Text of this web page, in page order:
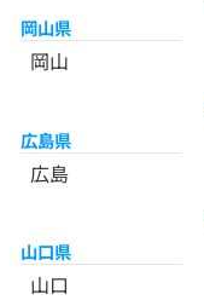
岡山県
岡山
広島県
広島
山口県
山口